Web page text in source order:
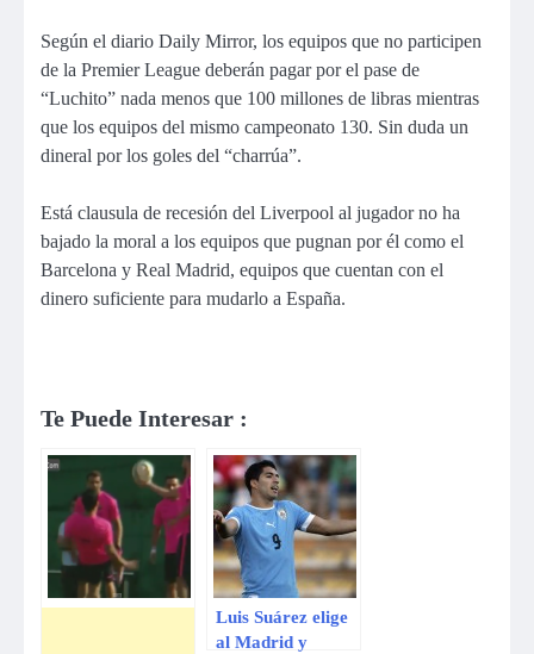
Según el diario Daily Mirror, los equipos que no participen
de la Premier League deberán pagar por el pase de
“Luchito” nada menos que 100 millones de libras mientras
que los equipos del mismo campeonato 130. Sin duda un
dineral por los goles del “charrúa”.
Está clausula de recesión del Liverpool al jugador no ha
bajado la moral a los equipos que pugnan por él como el
Barcelona y Real Madrid, equipos que cuentan con el
dinero suficiente para mudarlo a España.
Te Puede Interesar :
Luis Suárez elige
al Madrid y